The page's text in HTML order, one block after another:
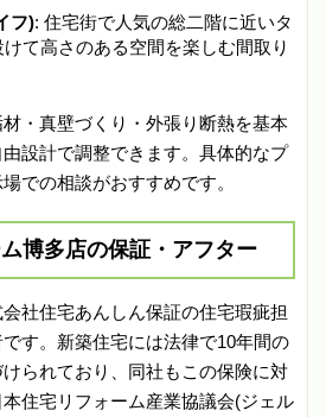
フ): 住宅街で人気の総二階に近いタ
て高さのある空間を楽しむ間取り
・真壁づくり・外張り断熱を基本
設計で調整できます。具体的なプ
での相談がおすすめです。
博多店の保証・アフター
社住宅あんしん保証の住宅瑕疵担
す。新築住宅には法律で10年間の
られており、同社もこの保険に対
住宅リフォーム産業協議会(ジェル